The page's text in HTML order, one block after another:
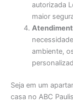
autorizada
maior
ambiente,
Seja em um
casa no ABC